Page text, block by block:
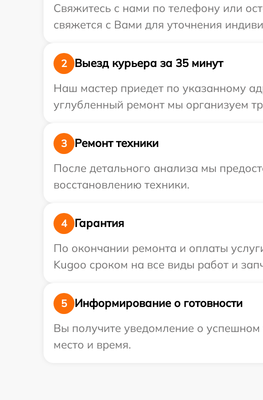
Свяжитесь с нами по телефону или
свяжется с Вами для уточнения
2
Выезд курьера за 35 минут
Наш мастер приедет по указанному
углубленный ремонт мы организуем
3
Ремонт техники
После детального анализа мы
восстановлению техники.
4
Гарантия
По окончании ремонта и оплаты
Kugoo сроком на все виды работ и
5
Информирование о готовности
Вы получите уведомление о успешном
место и время.